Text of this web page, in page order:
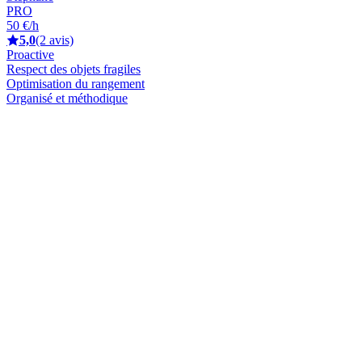
PRO
50 €/h
5,0(2 avis)
Proactive
Respect des objets fragiles
Optimisation du rangement
Organisé et méthodique